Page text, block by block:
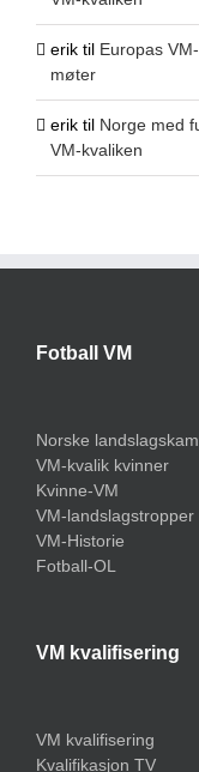
erik til Europas
møter
erik til Norge med
VM-kvaliken
Fotball VM
Norske
VM-kvalik kvinner
Kvinne-VM
VM-landslagstropper
VM-Historie
Fotball-OL
VM kvalifisering
VM kvalifisering
Kvalifikasjon TV